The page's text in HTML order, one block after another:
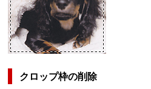
クロップ枠の削除